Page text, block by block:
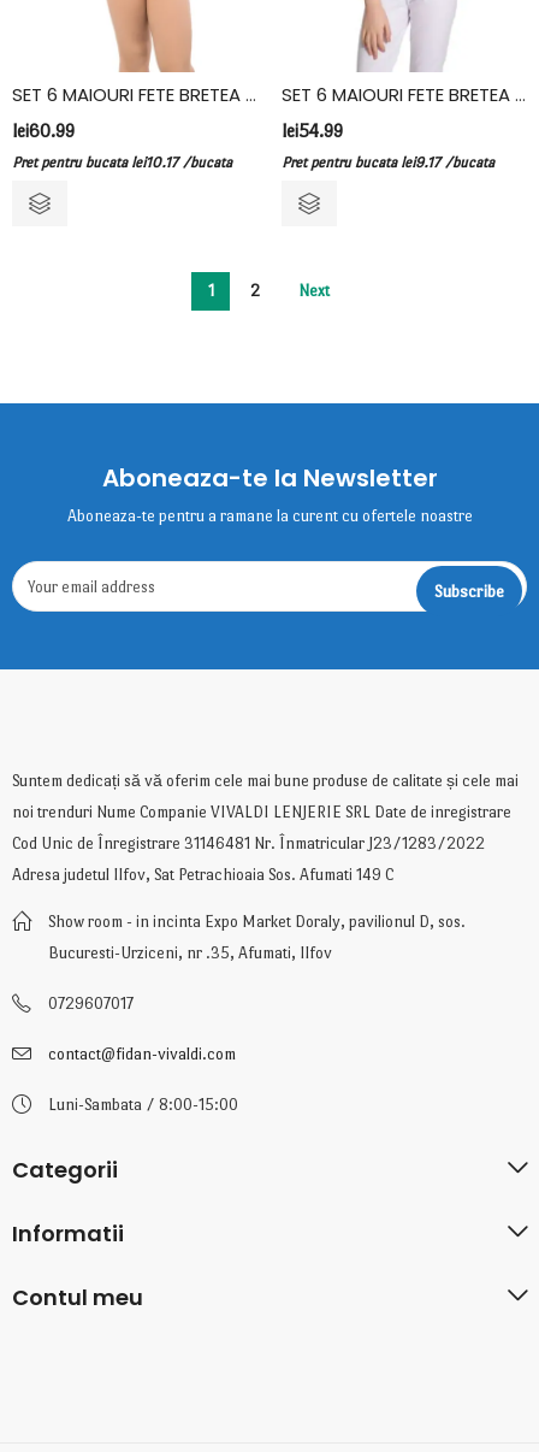
SET 6 MAIOURI FETE BRETEA LATA, BUMBAC, VIVALDI, ALB
lei60.99
Pret pentru bucata lei10.17 /bucata
SET 6 MAIOURI FETE BRETEA SUBTIRE, BUMBAC, FIDAN, ALB
lei54.99
Pret pentru bucata lei9.17 /bucata
1 2 Next
Aboneaza-te la Newsletter
Aboneaza-te pentru a ramane la curent cu ofertele noastre
Suntem dedicați să vă oferim cele mai bune produse de calitate și cele mai
noi trenduri Nume Companie VIVALDI LENJERIE SRL Date de inregistrare
Cod Unic de Înregistrare 31146481 Nr. Înmatricular J23/1283/2022
Adresa judetul Ilfov, Sat Petrachioaia Sos. Afumati 149 C
Show room - in incinta Expo Market Doraly, pavilionul D, sos.
Bucuresti-Urziceni, nr .35, Afumati, Ilfov
0729607017
contact@fidan-vivaldi.com
Luni-Sambata / 8:00-15:00
Categorii
Informatii
Contul meu